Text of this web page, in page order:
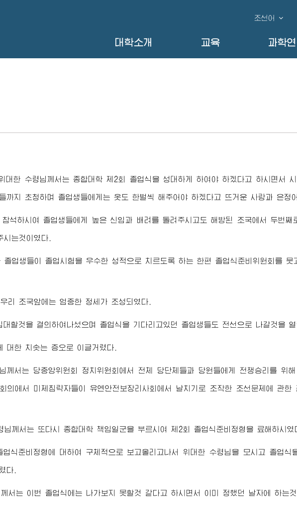
조선어
대학소개 교육 과학
대한 수령님 께서는 종합대학 제2회 졸업식을 성대하게 하여야 하겠다고 하시면서
지 초청하며 졸업생들에게는 옷도 한벌씩 해주어야 하겠다고 뜨거운 사랑과 은정
석하시여 졸업생들에게 높은 신임과 배려를 돌려주시고도 해방된 조국에서 두번째
는것이였다.
업생들이 졸업시험을 우수한 성적으로 치르도록 하는 한편 졸업식준비위원회를 뭇
리 조국앞에는 엄중한 정세가 조성되였다.
할것을 결의하여나섰으며 졸업식을 기다리고있던 졸업생들도 전선으로 나갈것을 열
대한 치솟는 증오로 이글거렸다.
께서는 당중앙위원회 정치위원회에서 전체 당단체들과 당원들에게 전쟁승리를 위
의에서 미제침략자들이 유엔안전보장리사회에서 날치기로 조작한 조선문제에 관한
님 께서는 또다시 종합대학 책임일군을 부르시여 제2회 졸업식준비정형을 료해하시였
식준비정형에 대하여 구체적으로 보고올리고나서위대한 수령님을 모시고 졸업식
다.
께서는 이번 졸업식에는 나가보지 못할것 같다고 하시면서 이미 정했던 날자에 하는